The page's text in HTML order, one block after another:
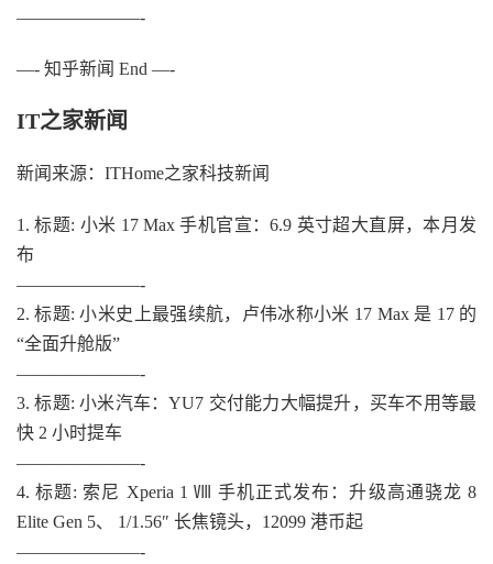
———————-
—- 知乎新闻 End —-
IT之家新闻
新闻来源：ITHome之家科技新闻
1. 标题: 小米 17 Max 手机官宣：6.9 英寸超大直屏，本月发
布
———————-
2. 标题: 小米史上最强续航，卢伟冰称小米 17 Max 是 17 的
“全面升舱版”
———————-
3. 标题: 小米汽车：YU7 交付能力大幅提升，买车不用等最
快 2 小时提车
———————-
4. 标题: 索尼 Xperia 1 Ⅷ 手机正式发布：升级高通骁龙 8
Elite Gen 5、 1/1.56″ 长焦镜头，12099 港币起
———————-